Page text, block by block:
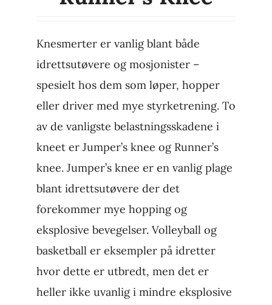
Knesmerter er vanlig blant både
idrettsutøvere og mosjonister –
spesielt hos dem som løper, hopper
eller driver med mye styrketrening. To
av de vanligste belastningsskadene i
kneet er Jumper’s knee og Runner’s
knee. Jumper’s knee er en vanlig plage
blant idrettsutøvere der det
forekommer mye hopping og
eksplosive bevegelser. Volleyball og
basketball er eksempler på idretter
hvor dette er utbredt, men det er
heller ikke uvanlig i mindre eksplosive